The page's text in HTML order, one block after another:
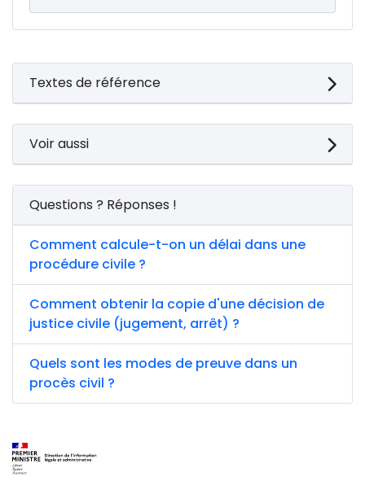
Textes de référence
Voir aussi
Questions ? Réponses !
Comment calcule-t-on un délai dans une
procédure civile ?
Comment obtenir la copie d'une décision de
justice civile (jugement, arrêt) ?
Quels sont les modes de preuve dans un
procès civil ?